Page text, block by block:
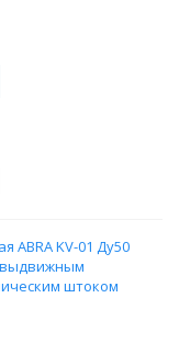
ABRA KV-01 Ду50
штоком
ключ, без